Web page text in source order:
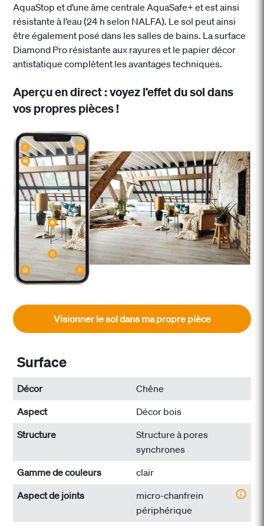
AquaStop et d’une âme centrale AquaSafe+ et est ainsi
résistante à l’eau (24 h selon NALFA). Le sol peut ainsi
être également posé dans les salles de bains. La surface
Diamond Pro résistante aux rayures et le papier décor
antistatique complètent les avantages techniques.
Aperçu en direct : voyez l’effet du sol dans
vos propres pièces !
Visionner le sol dans ma propre pièce
Surface
Décor
Chêne
Aspect
Décor bois
Structure
Structure à pores
synchrones
Gamme de couleurs
clair
Aspect de joints
micro-chanfrein
périphérique